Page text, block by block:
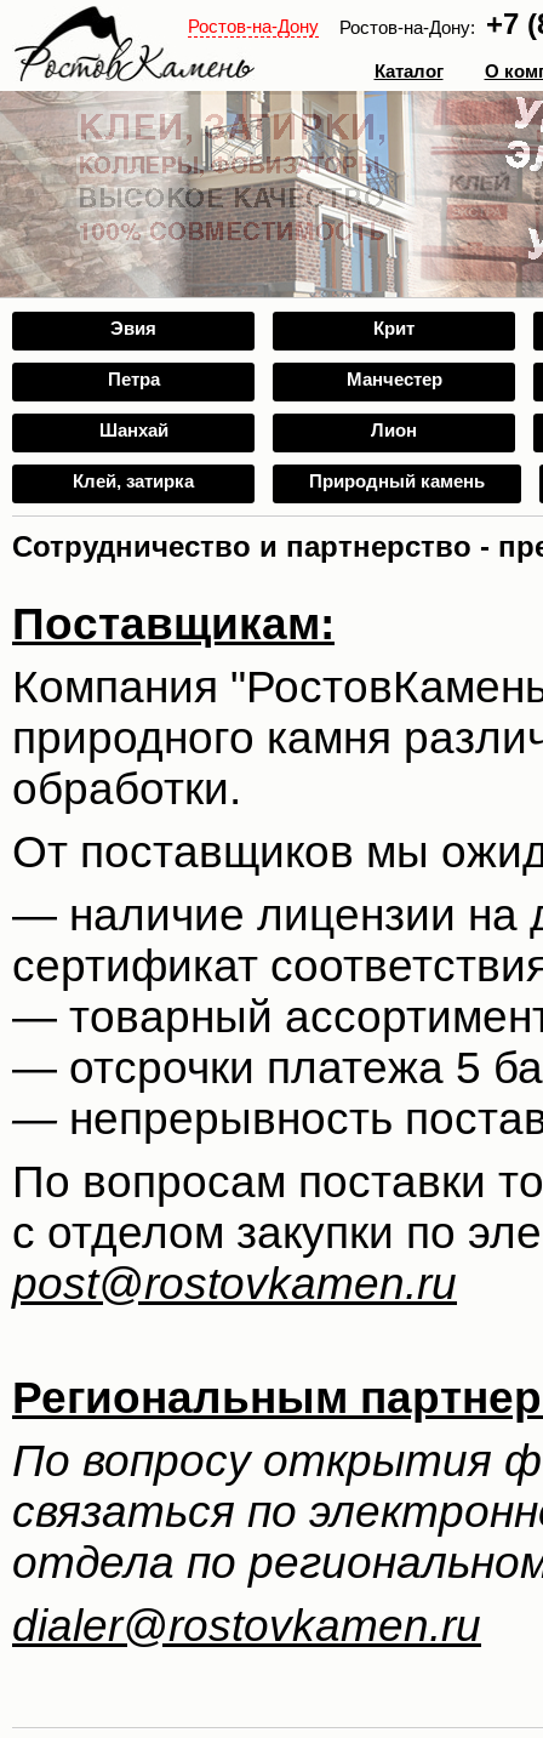
Ростов-на-Дону Ростов-на-Дону: +7
Каталог О
Эвия Крит
Петра Манчестер
Шанхай Лион
Клей, затирка Природный камень
Сотрудничество и партнерство -
Поставщикам:
Компания
природного камня
обработки.
От поставщиков мы
— наличие лицензии на
сертификат
— товарный
— отсрочки платежа 5
— непрерывность
По вопросам поставки
с отделом закупки по
post@rostovkamen.ru
Региональным
По вопросу открытия
связаться по
отдела по
dialer@rostovkamen.ru